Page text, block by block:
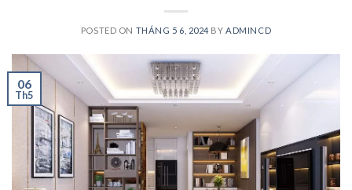
POSTED ON THÁNG 5 6, 2024 BYADMINCD
06
Th5